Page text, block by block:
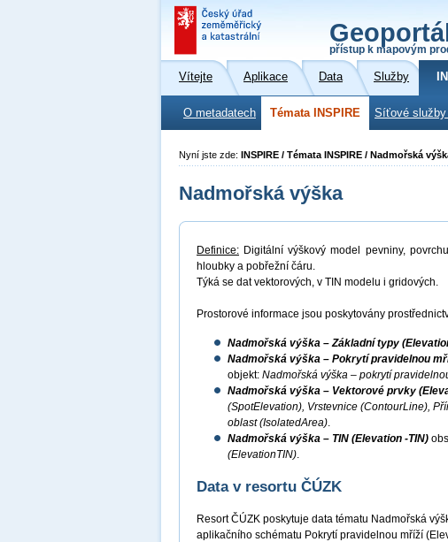
přístup k mapovým
Vítejte Aplikace Data Služby
O metadatech Témata INSPIRE Síťové služby
Nyní jste zde: INSPIRE / Témata INSPIRE / Nadmořská
Nadmořská výška
Definice: Digitální výškový model pevniny,
hloubky a pobřežní čáru.
Týká se dat vektorových, v TIN modelu i gridových.
Prostorové informace jsou poskytovány
Nadmořská výška – Základní typy
Nadmořská výška – Pokrytí pravidelnou
objekt: Nadmořská výška – pokrytí
Nadmořská výška – Vektorové prvky
(SpotElevation), Vrstevnice (ContourLine),
oblast (IsolatedArea).
Nadmořská výška – TIN (Elevation -TIN)
(ElevationTIN).
Data v resortu ČÚZK
Resort ČÚZK poskytuje data tématu Nadmořská
aplikačního schématu Pokrytí pravidelnou mříží